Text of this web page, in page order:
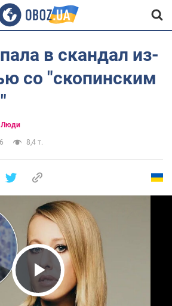
в скандал из-
со "скопинским
Люди
8,4 т.
Play Video